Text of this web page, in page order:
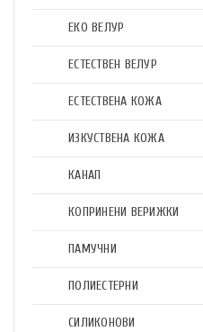
ЕКО ВЕЛУР
ЕСТЕСТВЕН ВЕЛУР
ЕСТЕСТВЕНА КОЖА
ИЗКУСТВЕНА КОЖА
КАНАП
КОПРИНЕНИ ВЕРИЖКИ
ПАМУЧНИ
ПОЛИЕСТЕРНИ
СИЛИКОНОВИ